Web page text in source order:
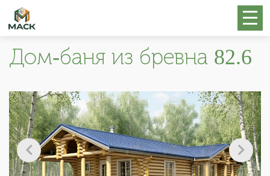
Дом-баня из бревна 82.6